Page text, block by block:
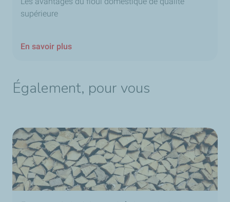
supérieure
En savoir plus
Également, pour vous